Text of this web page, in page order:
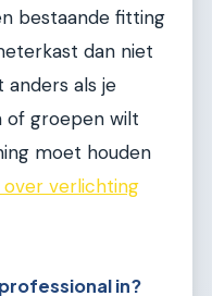
bestaande fitting
dan niet
als je
of groepen wilt
moet houden
over verlichting
in?